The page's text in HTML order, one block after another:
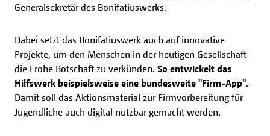
Generalsekretär des Bonifatiuswerks.
Dabei setzt das Bonifatiuswerk auch auf innovative
Projekte, um den Menschen in der heutigen Gesellschaft
die Frohe Botschaft zu verkünden. So entwickelt das
Hilfswerk beispielsweise eine bundesweite "Firm-App".
Damit soll das Aktionsmaterial zur Firmvorbereitung für
Jugendliche auch digital nutzbar gemacht werden.